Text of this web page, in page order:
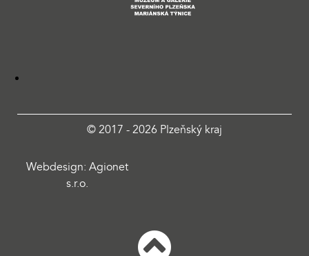
© 2017 - 2026 Plzeňský kraj
Webdesign: Agionet
s.r.o.